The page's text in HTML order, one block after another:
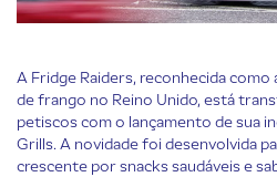
A Fridge Raiders, reconhecida como
de frango no Reino Unido, está
petiscos com o lançamento de sua
Grills. A novidade foi desenvolvida
crescente por snacks saudáveis e